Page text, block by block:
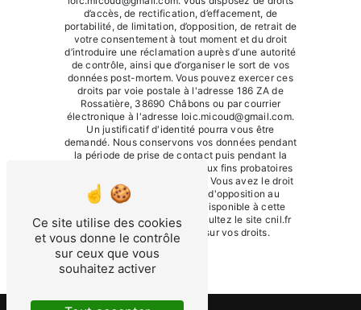
d’accès, de rectification, d’effacement, de
portabilité, de limitation, d’opposition, de retrait de
votre consentement à tout moment et du droit
d’introduire une réclamation auprès d’une autorité
de contrôle, ainsi que d’organiser le sort de vos
données post-mortem. Vous pouvez exercer ces
droits par voie postale à l'adresse 186 ZA de
Rossatière, 38690 Châbons ou par courrier
électronique à l'adresse loic.micoud@gmail.com.
Un justificatif d'identité pourra vous être
demandé. Nous conservons vos données pendant
la période de prise de contact puis pendant la
durée de prescription légale aux fins probatoires
et de gestion des contentieux. Vous avez le droit
de vous inscrire sur la liste d'opposition au
démarchage téléphonique, disponible à cette
adresse: Bloctel.gouv.fr. Consultez le site cnil.fr
pour plus d’informations sur vos droits.
Ce site utilise des cookies
et vous donne le contrôle
sur ceux que vous
souhaitez activer